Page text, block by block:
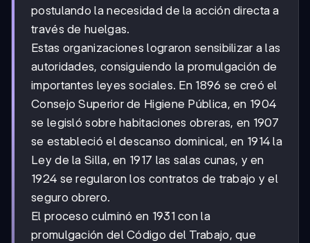
postulando la necesidad de la acción directa a
través de huelgas.
Estas organizaciones lograron sensibilizar a las
autoridades, consiguiendo la promulgación de
importantes leyes sociales. En 1896 se creó el
Consejo Superior de Higiene Pública, en 1904
se legisló sobre habitaciones obreras, en 1907
se estableció el descanso dominical, en 1914 la
Ley de la Silla, en 1917 las salas cunas, y en
1924 se regularon los contratos de trabajo y el
seguro obrero.
El proceso culminó en 1931 con la
promulgación del Código del Trabajo, que